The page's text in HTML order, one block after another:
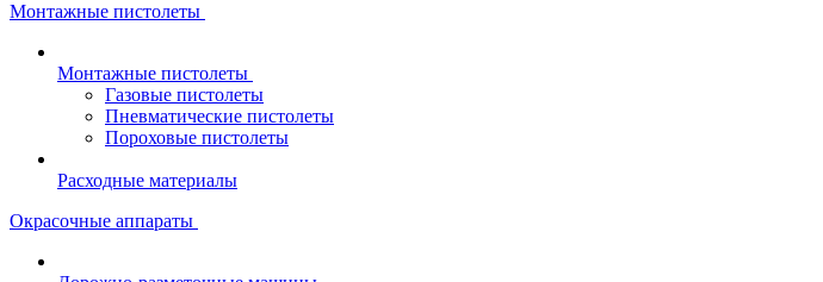
Монтажные пистолеты
Монтажные пистолеты
Газовые пистолеты
Пневматические пистолеты
Пороховые пистолеты
Расходные материалы
Окрасочные аппараты